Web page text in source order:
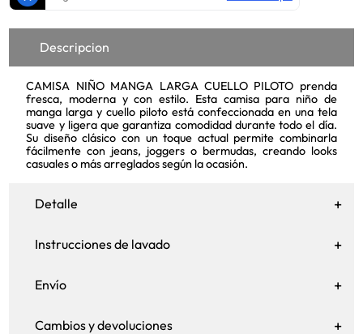
Descripcion
CAMISA NIÑO MANGA LARGA CUELLO PILOTO prenda
fresca, moderna y con estilo. Esta camisa para niño de
manga larga y cuello piloto está confeccionada en una tela
suave y ligera que garantiza comodidad durante todo el día.
Su diseño clásico con un toque actual permite combinarla
fácilmente con jeans, joggers o bermudas, creando looks
casuales o más arreglados según la ocasión.
Detalle
Instrucciones de lavado
Envío
Cambios y devoluciones